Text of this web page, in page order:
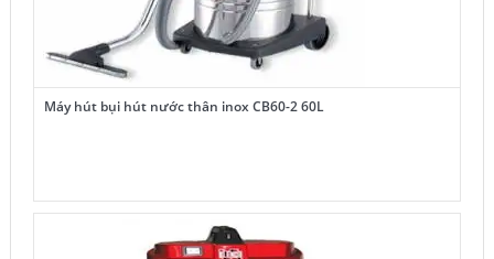
Máy hút bụi hút nước thân inox CB60-2 60L